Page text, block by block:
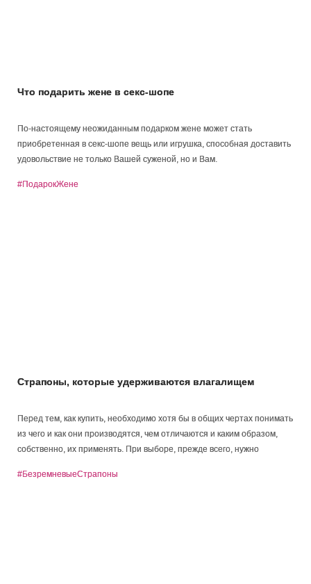
Что подарить жене в секс-шопе
По-настоящему неожиданным подарком жене может стать
приобретенная в секс-шопе вещь или игрушка, способная доставить
удовольствие не только Вашей суженой, но и Вам.
#ПодарокЖене
Страпоны, которые удерживаются влагалищем
Перед тем, как купить, необходимо хотя бы в общих чертах понимать
из чего и как они производятся, чем отличаются и каким образом,
собственно, их применять. При выборе, прежде всего, нужно
#БезремневыеСтрапоны